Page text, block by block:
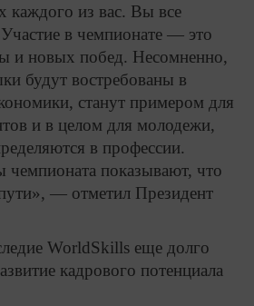
каждого из вас. Вы все
в чемпионате — это
и новых побед. Несомненно,
будут востребованы в
станут примером для
и в целом для молодежи,
в профессии.
чемпионата показывают, что
— отметил Президент
WorldSkills еще долго
кадрового потенциала